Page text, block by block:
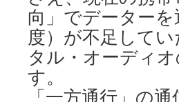
向」でデーター
度）が不足して
タル・オーディ
す。
「一方通行」の